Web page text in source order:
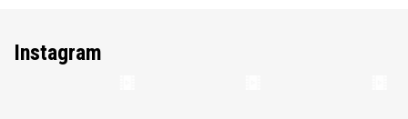
Instagram